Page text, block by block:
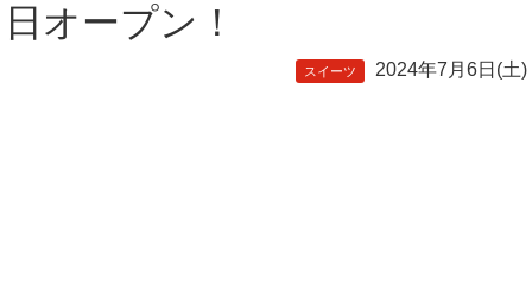
日オープン！
スイーツ 2024年7月6日(土)